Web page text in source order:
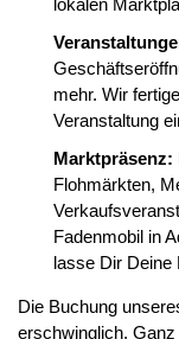
lokalen
mehr. Wir
Veranstaltung
Marktpräsenz:
Flohmärkten,
Fadenmobil in
lasse Dir Deine
Die Buchung
erschwinglich.